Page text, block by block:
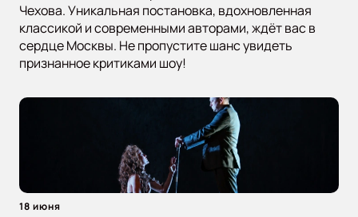
Чехова. Уникальная постановка, вдохновленная
классикой и современными авторами, ждёт вас в
сердце Москвы. Не пропустите шанс увидеть
признанное критиками шоу!
18 июня